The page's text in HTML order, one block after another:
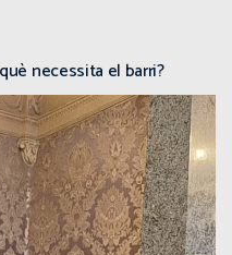
necessita el barri?